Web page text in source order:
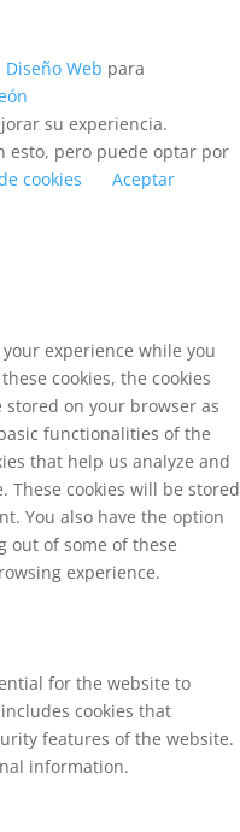
Web para
su experiencia.
esto, pero puede optar por
cookies
Aceptar
experience while you
cookies, the cookies
on your browser as
functionalities of the
that help us analyze and
These cookies will be stored
You also have the option
out of some of these
experience.
for the website to
cookies that
features of the website.
information.